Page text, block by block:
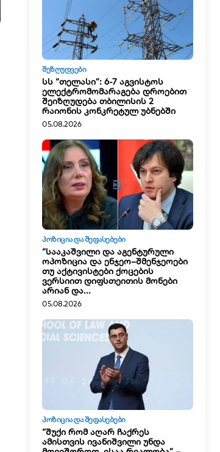
ᲨᲔᲖᲦᲣᲓᲕᲔᲑᲘ
სს “თელასი”: 6-7 აგვისტოს
ელექტრომომარაგება დროებით
შეიზღუდება თბილისის 2
რაიონის კონკრეტულ უბნებში
05.08.2026
ᲞᲝᲖᲘᲪᲘᲐ ᲓᲐ ᲨᲔᲤᲐᲡᲔᲑᲔᲑᲘ
“სააკაშვილი და აგენტურული
ოპოზიცია და ენჯეო–შმენჯეოები
თუ აქტივისტები ქოცების
ვერსიით დიფსთეითის მონები
არიან და...
05.08.2026
ᲞᲝᲖᲘᲪᲘᲐ ᲓᲐ ᲨᲔᲤᲐᲡᲔᲑᲔᲑᲘ
“შუქი რომ აღარ ჩაქრეს
ამისთვის ივანიშვილი უნდა